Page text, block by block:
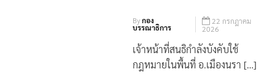
Byกอง
บรรณาธิการ
22 กรกฎาคม
2026
เจ้าหน้าที่สนธิกำลังบังคับใช้
กฎหมายในพื้นที่ อ.เมืองนรา […]